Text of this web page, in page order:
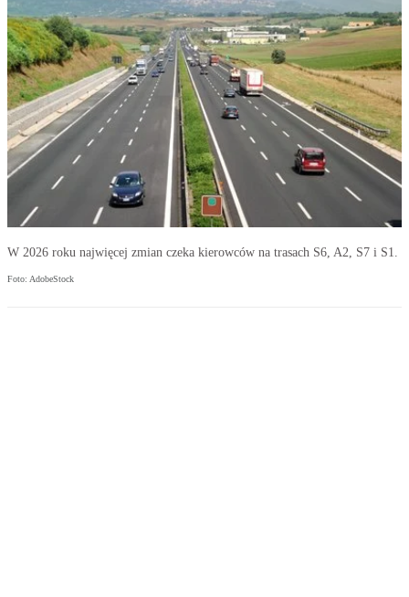
W 2026 roku najwięcej zmian czeka kierowców na trasach S6, A2, S7 i S1.
Foto: AdobeStock